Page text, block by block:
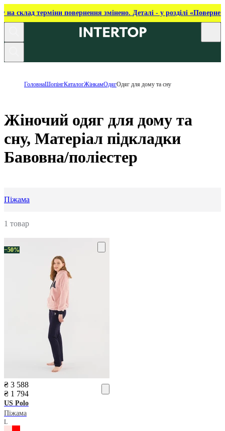
на склад терміни повернення змінено. Деталі - у розділі
ГоловнаШопінгКаталогЖінкамОдягОдяг для дому та сну
Жіночий одяг для дому та
сну, Матеріал підкладки
Бавовна/поліестер
Піжама
1 товар
−50%
₴ 3 588
₴ 1 794
US Polo
Піжама
L